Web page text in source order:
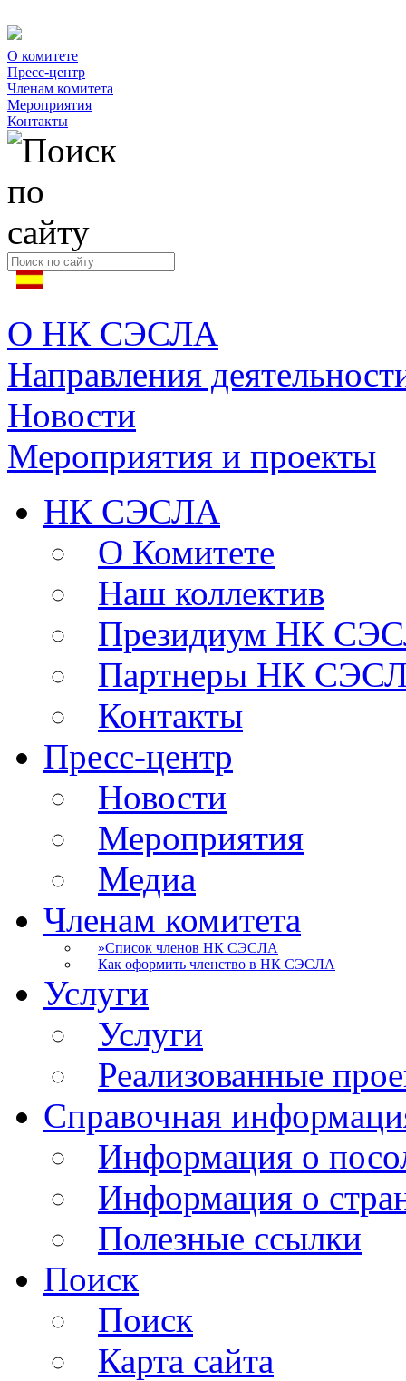
О комитете
Пресс-центр
Членам комитета
Мероприятия
Контакты
О НК СЭСЛА
Направления
Новости
Мероприятия и проекты
НК СЭСЛА
О Комитете
Наш коллектив
Президиум НК
Партнеры НК
Контакты
Пресс-центр
Новости
Мероприятия
Медиа
Членам комитета
»Список членов НК СЭСЛА
Как оформить членство в НК СЭСЛА
Услуги
Услуги
Реализованные
Справочная
Информация о
Информация о
Полезные ссылки
Поиск
Поиск
Карта сайта